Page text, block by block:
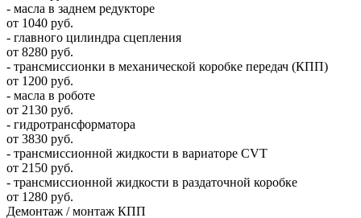
- масла в заднем редукторе
от 1040 руб.
- главного цилиндра сцепления
от 8280 руб.
- трансмиссионки в механической коробке передач (КПП)
от 1200 руб.
- масла в роботе
от 2130 руб.
- гидротрансформатора
от 3830 руб.
- трансмиссионной жидкости в вариаторе CVT
от 2150 руб.
- трансмиссионной жидкости в раздаточной коробке
от 1280 руб.
Демонтаж / монтаж КПП